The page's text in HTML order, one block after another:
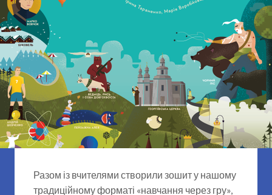
Разом із вчителями створили зошит у нашому
традиційному форматі «навчання через гру»,